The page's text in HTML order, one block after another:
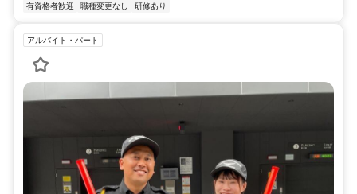
有資格者歓迎
職種変更なし 研修あり
アルバイト・パート